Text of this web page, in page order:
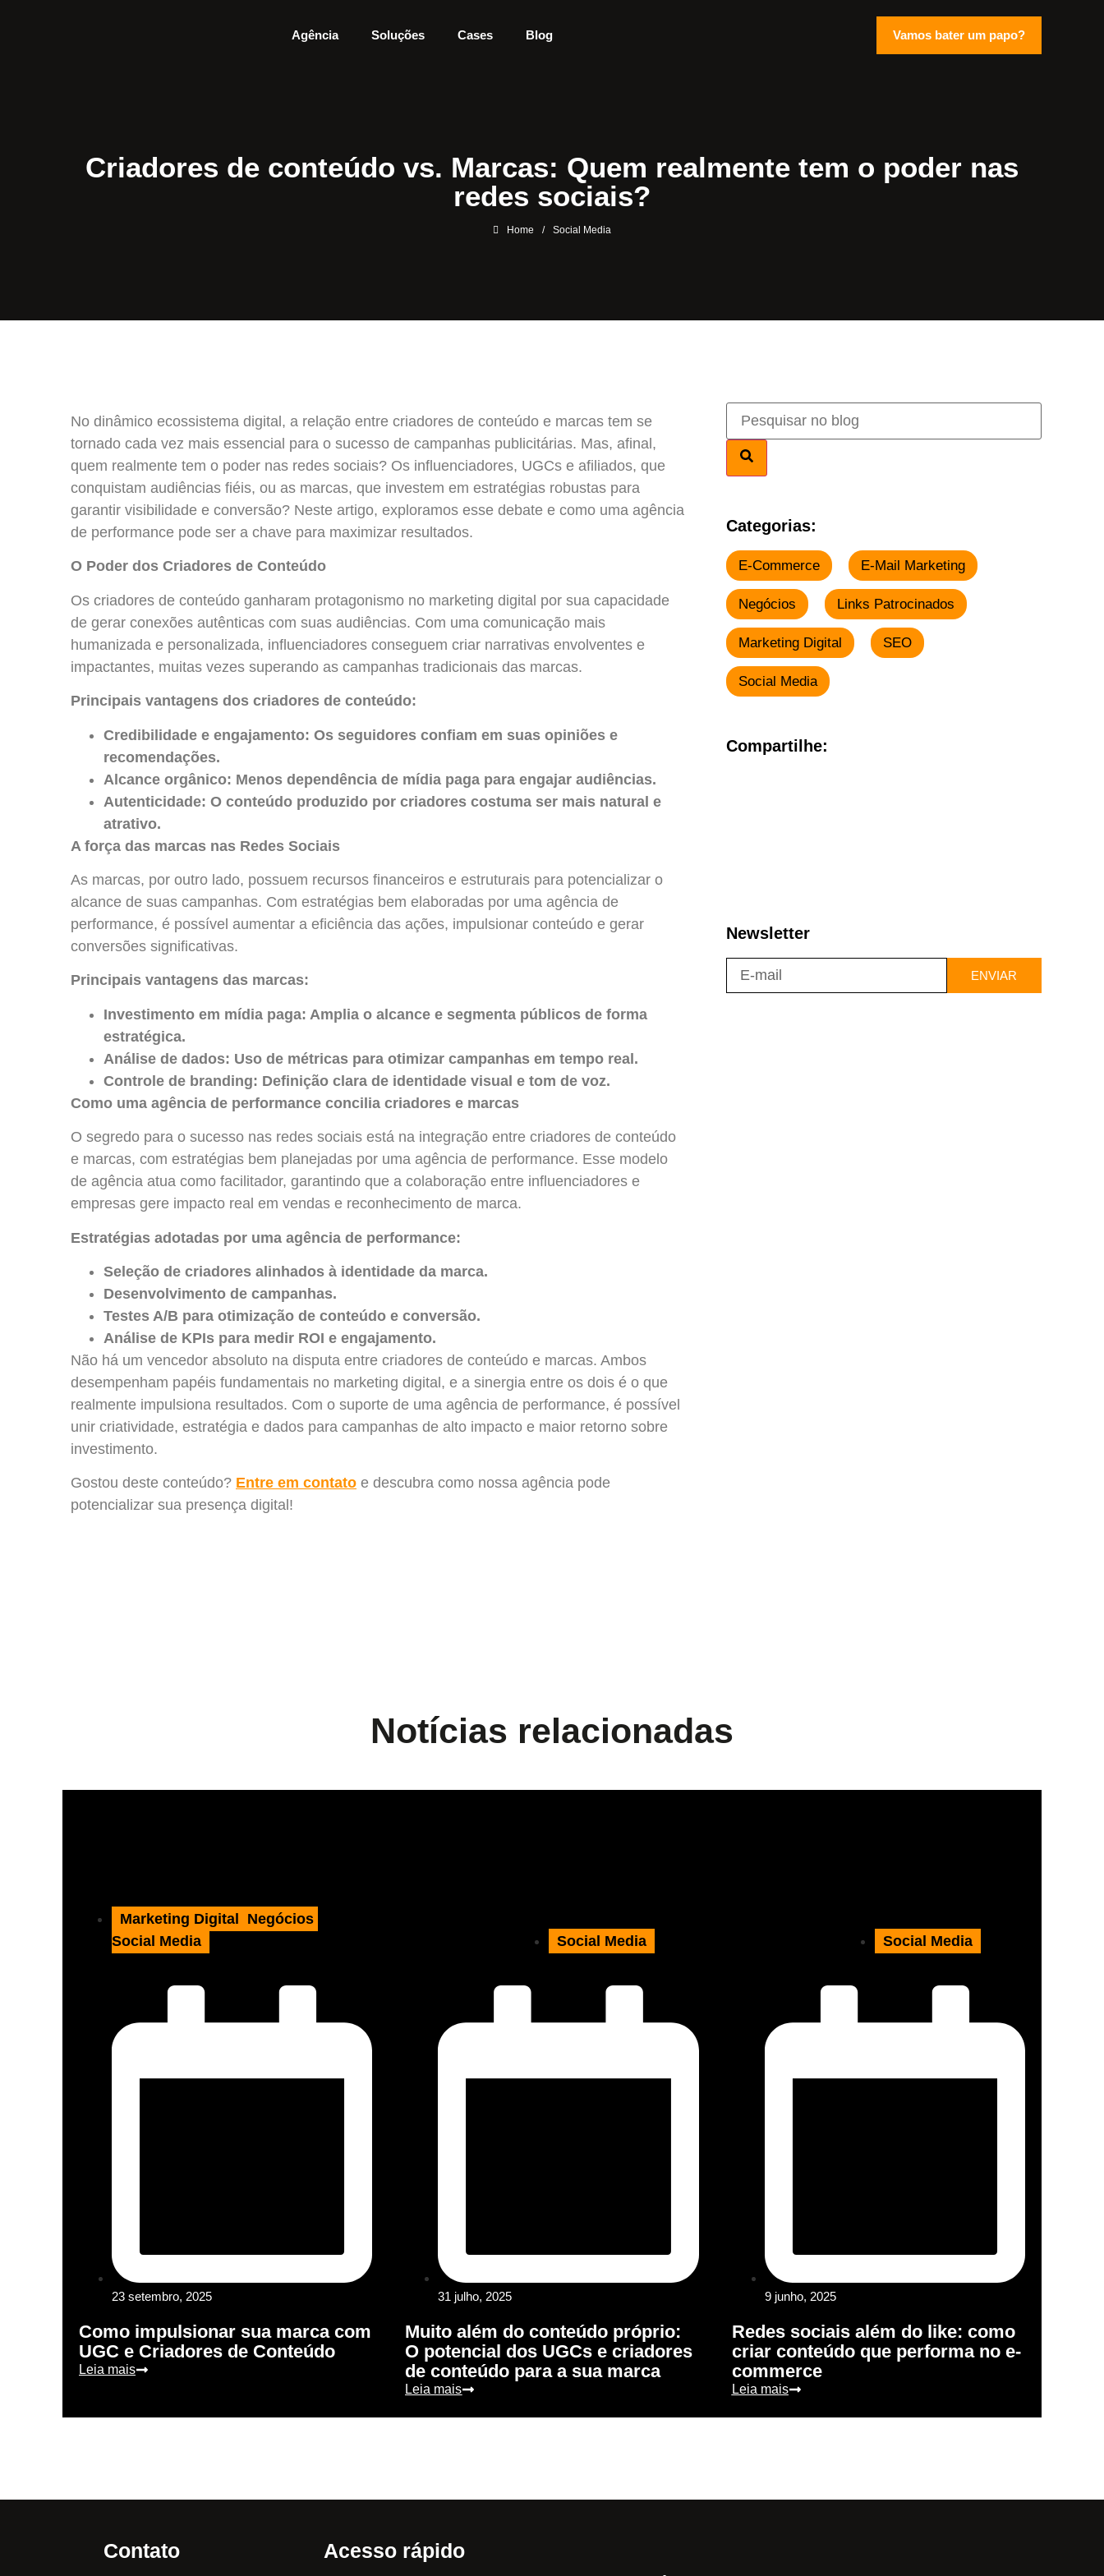
Agência Soluções Cases Blog Vamos bater um papo?
Criadores de conteúdo vs. Marcas: Quem realmente tem o poder nas
redes sociais?
Home / Social Media
No dinâmico ecossistema digital, a relação entre criadores de conteúdo e marcas tem se
tornado cada vez mais essencial para o sucesso de campanhas publicitárias. Mas, afinal,
quem realmente tem o poder nas redes sociais? Os influenciadores, UGCs e afiliados, que
conquistam audiências fiéis, ou as marcas, que investem em estratégias robustas para
garantir visibilidade e conversão? Neste artigo, exploramos esse debate e como uma agência
de performance pode ser a chave para maximizar resultados.
O Poder dos Criadores de Conteúdo
Os criadores de conteúdo ganharam protagonismo no marketing digital por sua capacidade
de gerar conexões autênticas com suas audiências. Com uma comunicação mais
humanizada e personalizada, influenciadores conseguem criar narrativas envolventes e
impactantes, muitas vezes superando as campanhas tradicionais das marcas.
Principais vantagens dos criadores de conteúdo:
Credibilidade e engajamento: Os seguidores confiam em suas opiniões e
recomendações.
Alcance orgânico: Menos dependência de mídia paga para engajar audiências.
Autenticidade: O conteúdo produzido por criadores costuma ser mais natural e
atrativo.
A força das marcas nas Redes Sociais
As marcas, por outro lado, possuem recursos financeiros e estruturais para potencializar o
alcance de suas campanhas. Com estratégias bem elaboradas por uma agência de
performance, é possível aumentar a eficiência das ações, impulsionar conteúdo e gerar
conversões significativas.
Principais vantagens das marcas:
Investimento em mídia paga: Amplia o alcance e segmenta públicos de forma
estratégica.
Análise de dados: Uso de métricas para otimizar campanhas em tempo real.
Controle de branding: Definição clara de identidade visual e tom de voz.
Como uma agência de performance concilia criadores e marcas
O segredo para o sucesso nas redes sociais está na integração entre criadores de conteúdo
e marcas, com estratégias bem planejadas por uma agência de performance. Esse modelo
de agência atua como facilitador, garantindo que a colaboração entre influenciadores e
empresas gere impacto real em vendas e reconhecimento de marca.
Estratégias adotadas por uma agência de performance:
Seleção de criadores alinhados à identidade da marca.
Desenvolvimento de campanhas.
Testes A/B para otimização de conteúdo e conversão.
Análise de KPIs para medir ROI e engajamento.
Não há um vencedor absoluto na disputa entre criadores de conteúdo e marcas. Ambos
desempenham papéis fundamentais no marketing digital, e a sinergia entre os dois é o que
realmente impulsiona resultados. Com o suporte de uma agência de performance, é possível
unir criatividade, estratégia e dados para campanhas de alto impacto e maior retorno sobre
investimento.
Gostou deste conteúdo? Entre em contato e descubra como nossa agência pode
potencializar sua presença digital!
Categorias:
E-Commerce E-Mail Marketing
Negócios Links Patrocinados
Marketing Digital SEO
Social Media
Compartilhe:
Newsletter
ENVIAR
Notícias relacionadas
Marketing Digital Negócios
Social Media
23 setembro, 2025
Como impulsionar sua marca com
UGC e Criadores de Conteúdo
Leia mais
Social Media
31 julho, 2025
Muito além do conteúdo próprio:
O potencial dos UGCs e criadores
de conteúdo para a sua marca
Leia mais
Social Media
9 junho, 2025
Redes sociais além do like: como
criar conteúdo que performa no e-
commerce
Leia mais
Contato Acesso rápido